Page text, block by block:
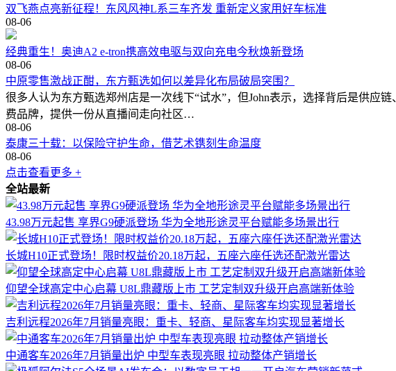
双飞燕点亮新征程！东风风神L系三车齐发 重新定义家用好车标准
08-06
经典重生！奥迪A2 e-tron携高效电驱与双向充电今秋焕新登场
08-06
中原零售激战正酣，东方甄选如何以差异化布局破局突围？
很多人认为东方甄选郑州店是一次线下“试水”，但John表示，选择背后是供应
费品牌，提供一份从直播间走向社区…
08-06
泰康三十载：以保险守护生命，借艺术镌刻生命温度
08-06
点击查看更多 +
全站最新
43.98万元起售 享界G9硬派登场 华为全地形途灵平台赋能多场景出行
长城H10正式登场！限时权益价20.18万起，五座六座任选还配激光雷达
仰望全球高定中心启幕 U8L鼎藏版上市 工艺定制双升级开启高端新体验
吉利远程2026年7月销量亮眼：重卡、轻商、星际客车均实现显著增长
中通客车2026年7月销量出炉 中型车表现亮眼 拉动整体产销增长